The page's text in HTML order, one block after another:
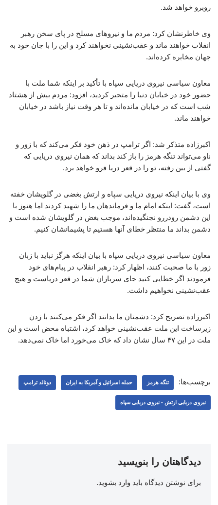
روبرو خواهد شد.
وی خاطرنشان کرد: مردم ما و نیروهای مسلح در پای سخن رهبر
انقلاب خواهند ماند و عقب‌نشینی نخواهند کرد و این را با جان خود به
جهان مخابره کرده‌اند.
معاون سیاسی نیروی دریایی سپاه با تأکید بر اینکه شما ملت با
حضور خود در خیابان دنیا را متحیر کردید، افزود: مردم بیش از هشتاد
شب است که در خیابان مانده‌اند و تا هر وقت نیاز باشد در خیابان
خواهند ماند.
اکبرزاده متذکر شد: اگر ترامپ در ذهن خود فکر می‌کند که با زور و
ناو می‌تواند تنگه هرمز را باز کند بداند که همان نیروی دریایی که
گفتی از بین رفته، تو را در قعر دریا فرو خواهد برد.
وی با بیان اینکه نیروی دریایی سپاه و ارتش بغضی در گلویشان خفته
است، گفت: اینکه امام ما و فرماندهان ما را شهید کردند اما هنوز با
این دشمن رودررو نجنگیده‌اند، موجب بغض در گلویشان شده است و
دشمن بداند ما منتظر خطای آنها هستیم تا پشیمانشان کنیم.
معاون سیاسی نیروی دریایی سپاه با بیان اینکه هرگز نباید با زبان
زور با ما صحبت کنند، اظهار کرد: رهبر انقلاب در پیام‌های خود
فرمودند اگر خطایی کنید جای سربازان شما در قعر دریاست و هیچ
عقب‌نشینی نخواهیم داشت.
اکبرزاده تصریح کرد: دشمنان ما بدانند اگر فکر می‌کنند با زدن
زیرساخت این ملت عقب‌نشینی خواهد کرد، اشتباه محض است و این
ملت در این ۴۷ سال نشان داد که خاک می‌خورد اما خاک نمی‌دهد.
برچسب‌ها: تنگه هرمز حمله اسرائیل و آمریکا به ایران دونالد ترامپ
نیروی دریایی ارتش - نیروی دریایی سپاه
دیدگاهتان را بنویسید
برای نوشتن دیدگاه باید وارد بشوید.